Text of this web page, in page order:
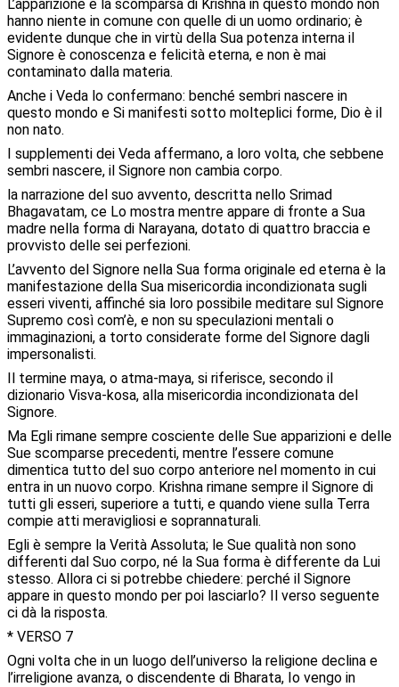
L’apparizione e la scomparsa di Krishna in questo mondo non
hanno niente in comune con quelle di un uomo ordinario; è
evidente dunque che in virtù della Sua potenza interna il
Signore è conoscenza e felicità eterna, e non è mai
contaminato dalla materia.
Anche i Veda lo confermano: benché sembri nascere in
questo mondo e Si manifesti sotto molteplici forme, Dio è il
non nato.
I supplementi dei Veda affermano, a loro volta, che sebbene
sembri nascere, il Signore non cambia corpo.
la narrazione del suo avvento, descritta nello Srimad
Bhagavatam, ce Lo mostra mentre appare di fronte a Sua
madre nella forma di Narayana, dotato di quattro braccia e
provvisto delle sei perfezioni.
L’avvento del Signore nella Sua forma originale ed eterna è la
manifestazione della Sua misericordia incondizionata sugli
esseri viventi, affinché sia loro possibile meditare sul Signore
Supremo così com’è, e non su speculazioni mentali o
immaginazioni, a torto considerate forme del Signore dagli
impersonalisti.
Il termine maya, o atma-maya, si riferisce, secondo il
dizionario Visva-kosa, alla misericordia incondizionata del
Signore.
Ma Egli rimane sempre cosciente delle Sue apparizioni e delle
Sue scomparse precedenti, mentre l’essere comune
dimentica tutto del suo corpo anteriore nel momento in cui
entra in un nuovo corpo. Krishna rimane sempre il Signore di
tutti gli esseri, superiore a tutti, e quando viene sulla Terra
compie atti meravigliosi e soprannaturali.
Egli è sempre la Verità Assoluta; le Sue qualità non sono
differenti dal Suo corpo, né la Sua forma è differente da Lui
stesso. Allora ci si potrebbe chiedere: perché il Signore
appare in questo mondo per poi lasciarlo? Il verso seguente
ci dà la risposta.
* VERSO 7
Ogni volta che in un luogo dell’universo la religione declina e
l’irreligione avanza, o discendente di Bharata, Io vengo in